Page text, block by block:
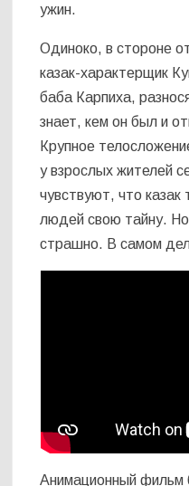
ужин.
Одиноко, в стороне
казак-характерщик
баба Карпиха,
знает, кем он был и
Крупное
у взрослых жителей
чувствуют, что
людей свою тайну.
страшно. В самом
Анимационный фильм